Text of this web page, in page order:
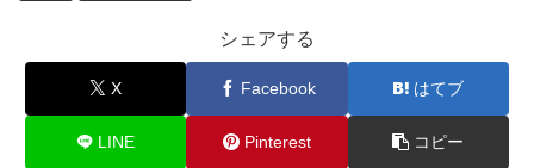
シェアする
X Facebook はてブ
LINE Pinterest コピー